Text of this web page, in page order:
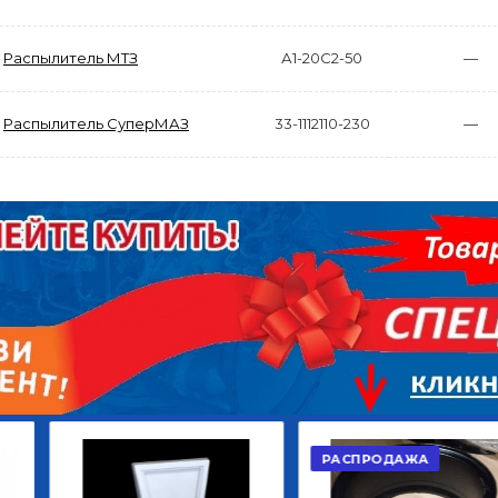
ДИСК СЦЕПЛЕНИЯ
ВЕДОМЫЙ КЛАССИК
2 422,40
В КОРЗИНУ
КРУГ ПОВОРОТНЫЙ
10*12ОТВ., Д.102*86
Г.КАЗАНЬ
29 668,20 Р
В КОРЗИНУ
Распылитель МТЗ А1-20С2-50 —
Распылитель СуперМАЗ 33-1112110-230 —
РАСПРОДАЖА АКЦИЯ